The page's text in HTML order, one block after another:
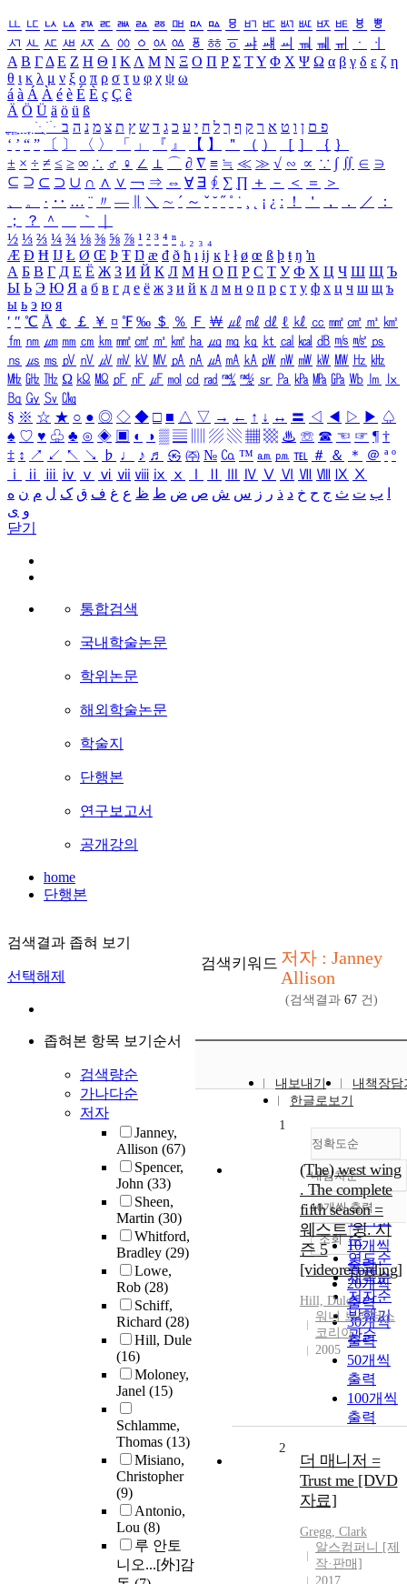
ㅥ ㅦ ㅧ ㅨ ㅩ ㅪ ㅫ ㅬ ㅭ ㅮ ㅯ ㅰ ㅱ ㅲ ㅳ ㅴ ㅵ ㅶ ㅷ ㅸ
ㅹ
ㅺ ㅻ ㅼ ㅽ ㅾ ㅿ ㆀ ㆁ ㆂ ㆃ ㆄ ㆅ ㆆ ㆇ ㆈ ㆉ ㆊ ㆋ ㆌ ㆍ
ㆎ
Α Β ΓΔ Ε Ζ Η Θ Ι ΚΛ Μ Ν Ξ Ο Π Ρ Σ ΤΥ Φ Χ Ψ Ω α β γ δ ε ζ η
θ ι κ λ μ ν ξ ο π ρ σ τ υ φ χ ψ ω
á à Á À é è É È ç Ç ê
Ä Ö Ü ä ö ü ß
ִֶֹ ֻּ ׁׂ פ ם ן ו ט א ר ק ף ך ל ח י ע כ ג ד ש ץ ת צ מ נ ה ב
‘ ’ “ ” 〔 〕 〈 〉 「 」 『 』 【 】 ＂ （ ） ［ ］ ｛ ｝
± × ÷ ≠ ≤ ≥ ∞ ∴ ♂ ♀ ∠ ⊥ ⌒ ∂ ∇ ≡ ≒ ≪ ≫ √ ∽ ∝ ∵ ∫ ∬ ∈ ∋
⊆ ⊇ ⊂ ⊃ ∪ ∩ ∧ ∨ ￢ ⇒ ⇔ ∀ ∃ ∮ ∑ ∏ ＋ － ＜ ＝
＞
、
。 · ‥ … ¨ 〃 ― ＼ ∼ ´ ～ ˇ ˘ ˝ ˚ ˙ ¸ ¡ ¿ ː ！ ＇ ， ． ／
：
；
？ ＾ ｀
½ ⅓ ⅔ ¼ ¾ ⅛ ⅜ ⅝ ⅞ ¹ ² ³ ⁴ ⁿ ₁ ₂ ₃ ₄
Æ Ð Ħ Ĳ Ł Ø Œ Þ Ŧ Ŋ æ đ ð ħ ı ĳ ĸ ŀ ł ø œ ß þ ŧ ŋ ŉ
А Б В Г Д Е Ё Ж З И Й К Л М Н О П Р С Т У Ф Х Ц Ч Ш Щ Ъ
Ы Ь Э Ю Я а б в г д е ё ж з и й к л м н о п р с т у ф х ц ч ш щ ъ
ы ь э ю я
′ ″ ℃ Å ￠ ￡ ￥ ¤ ℉ ‰ ＄ ％ Ｆ ￦ ㎕ ㎖ ㎗ ℓ ㎘ ㏄ ㎣ ㎤ ㎥ ㎦
㎙ ㎚ ㎛ ㎜ ㎝ ㎞ ㎟ ㎠ ㎡ ㎢ ㏊ ㎍ ㎎ ㎏ ㏏ ㎈ ㎉ ㏈ ㎧ ㎨ ㎰
㎱ ㎲ ㎳ ㎴ ㎵ ㎶ ㎷ ㎸ ㎹ ㎀ ㎁ ㎂ ㎃ ㎄ ㎺ ㎻ ㎽ ㎾ ㎿ ㎐ ㎑
㎒ ㎓ ㎔ Ω ㏀ ㏁ ㎊ ㎋ ㎌ ㏖ ㏅ ㎭ ㎮ ㎯ ㏛ ㎩ ㎪ ㎫ ㎬ ㏝ ㏐
㏓
㏃ ㏉ ㏜ ㏆
§ ※ ☆ ★ ○ ● ◎ ◇ ◆ □ ■ △ ▽ → ← ↑ ↓ ↔ 〓 ◁ ◀ ▷ ▶ ♤
♠ ♡ ♥ ♧ ♣ ⊙ ◈ ▣ ◐ ◑ ▒ ▤ ▨ ▧ ▦ ▩ ♨ ☏ ☎ ☜ ☞ ¶ †
‡ ↕ ↗ ↙ ↖ ↘ ♭ ♩ ♪ ♬ ㉿ ㈜ № ㏇ ™ ㏂ ㏘ ℡ ＃ ＆ ＊ ＠ ª º
ⅰ
ⅱ ⅲ ⅳ ⅴ ⅵ ⅶ ⅷ ⅸ ⅹ Ⅳ Ⅴ Ⅵ Ⅶ Ⅷ Ⅸ Ⅹ
ب ت ث ج ح خ د ذ ر ز س ش ص ض ط ظ ع غ ف ق ک ل م ن ه
و ی
닫기
통합검색
국내학술논문
학위논문
해외학술논문
학술지
단행본
연구보고서
공개강의
home
단행본
검색결과 좁혀 보기
선택해제
좁혀본 항목 보기순서
검색량순
가나다순
저자
Janney,
Allison (67)
Spencer,
John (33)
Sheen,
Martin (30)
Whitford,
Bradley (29)
Lowe,
Rob (28)
Schiff,
Richard (28)
Hill, Dule
(16)
Moloney,
Janel (15)
Schlamme,
Thomas (13)
Misiano,
Christopher
(9)
Antonio,
Lou (8)
루 안토
니오...[外]감
검색키워드 저자 : Janney
Allison
(검색결과 67 건)
내보내기
내책장담
한글로보기
정확도순
정확도
순
인기도
순
연도순
제목순
저자순
발행기
관순
내림차순
내림차순
10개씩 출력
10개씩
출력
20개씩
출력
30개씩
출력
50개씩
출력
100개씩
출력
조회
1
(The) west wing
. The complete
fifth season =
웨스트 윙. 시
즌 5
[videorecording]
Hill, Dule
워너 브러더스
코리아
2005
2
더 매니저 =
Trust me [DVD
자료]
Gregg, Clark
알스컴퍼니 [제
작·판매]
2017